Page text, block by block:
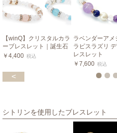
【winQ】クリスタルカラ
ーブレスレット｜誕生石
￥4,400 税込
ラベンダーアメ
ラピスラズリ
レスレット
￥7,600 税込
<
シトリンを使用したブレスレット